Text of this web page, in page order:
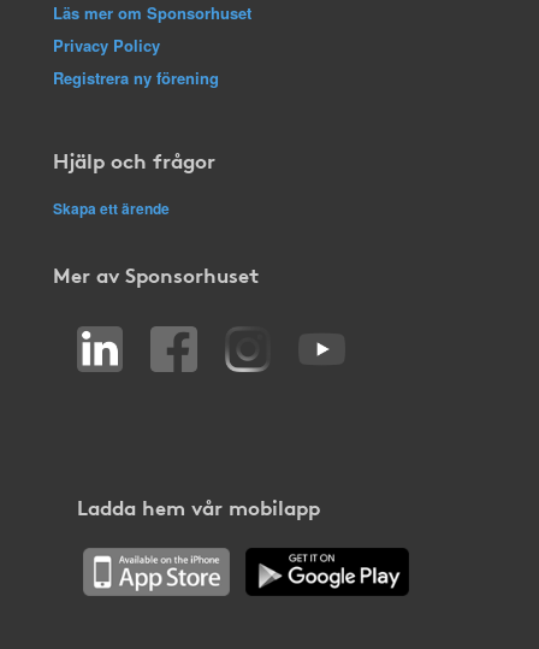
Läs mer om Sponsorhuset
Privacy Policy
Registrera ny förening
Hjälp och frågor
Skapa ett ärende
Mer av Sponsorhuset
Ladda hem vår mobilapp